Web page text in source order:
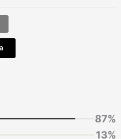
87%
13%